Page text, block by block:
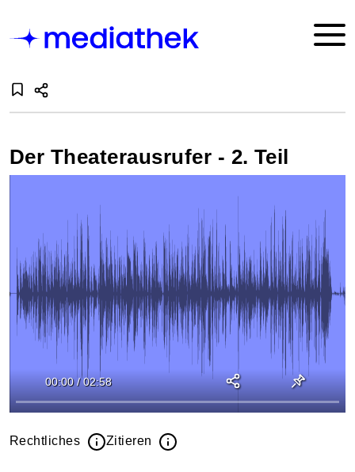
Der Theaterausrufer - 2. Teil
00:00 / 02:58
Rechtliches Zitieren